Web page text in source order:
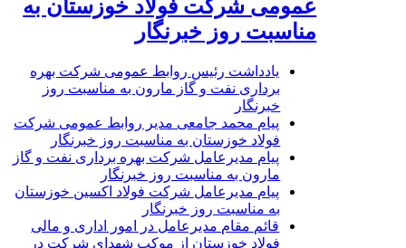
عمومی شرکت فولاد خوزستان به
مناسبت روز خبرنگار
یادداشت رئیس روابط عمومی شرکت بهره
برداری نفت و گاز مارون به مناسبت روز
خبرنگار
پیام محمد جامعی مدیر روابط عمومی شرکت
فولاد خوزستان به مناسبت روز خبرنگار
پیام مدیرعامل شرکت بهره برداری نفت و گاز
مارون به مناسبت روز خبرنگار
پیام مدیرعامل شرکت فولاد اکسین خوزستان
به مناسبت روز خبرنگار
قائم مقام مدیرعامل در امور اداری و مالی
فولاد خوزستان از موکب شهدای شرکت در